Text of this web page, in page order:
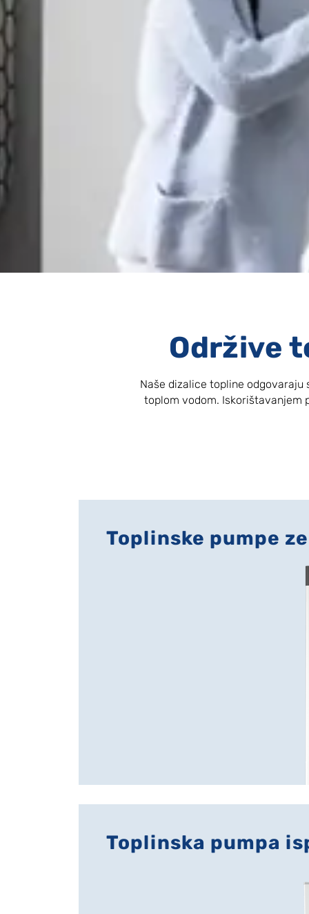
Održive
Naše dizalice topline
toplom vodom. Iskorištavanjem
Toplinske pumpe
Toplinska pumpa